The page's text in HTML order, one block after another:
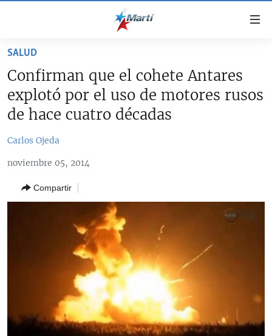
accesibilidad
contenido
principal
navegación
principal
CUBA
SOBRE CUBA
ESTADOS UNIDOS
DEPORTES
ARTE Y ENTRETENIMIENTO
AUDIOVISUALES MARTÍ
ESPECIALES
ESPECIALES
MULTIMEDIA
SALUD
Confirman que el cohete Antares
explotó por el uso de motores rusos
de hace cuatro décadas
Carlos Ojeda
noviembre 05, 2014
Compartir